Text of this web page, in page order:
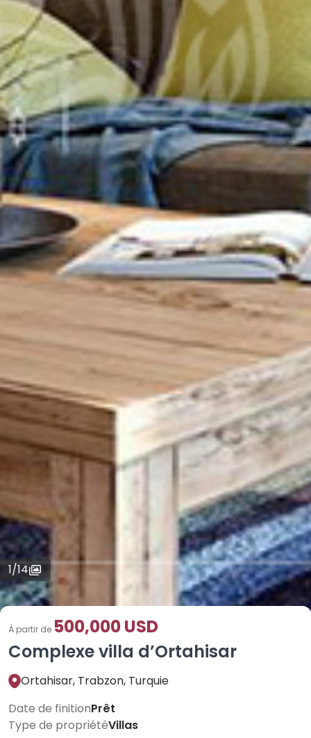
1/14
Complexe villa d’Ortahisar
À partir de 500,000 USD
Ortahisar, Trabzon, Turquie
Date de finitionPrêt
Type de propriétéVillas